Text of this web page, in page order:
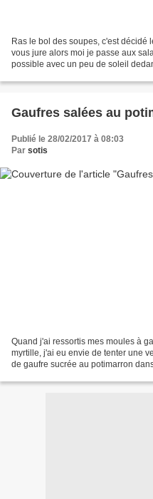
Ras le bol des soupes, c'est décidé
vous jure alors moi je passe aux
possible avec un peu de soleil
Gaufres salées au
Publié le 28/02/2017 à 08:03
Par sotis
Quand j'ai ressortis mes moules à
myrtille, j'ai eu envie de tenter une
de gaufre sucrée au potimarron